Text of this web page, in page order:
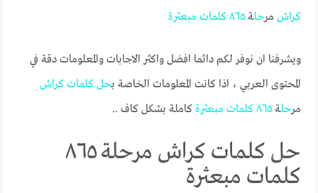
كراش مرحلة٨٦٥ كلمات مبعثرة
ويشرفنا ان نوفر لكم دائما افضل واكثر الاجابات والمعلومات دقة في
المحتوى العربي ، اذا كانت المعلومات الخاصة بحل كلمات كراش
مرحلة٨٦٥ كلمات مبعثرة كاملة بشكل كاف ..
حل كلمات كراش مرحلة ٨٦٥
كلمات مبعثرة